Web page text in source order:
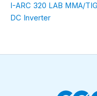
I-ARC 320 LAB MMA/TIG
DC Inverter